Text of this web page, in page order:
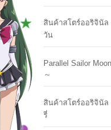
สินค้าสโตร์ออริจินั
วัน
Parallel Sailor
～
สินค้าสโตร์ออริจินัล
รี่